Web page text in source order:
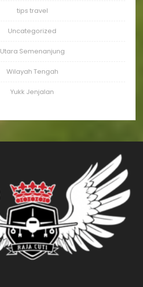
tips travel
Uncategorized
Utara Semenanjung
Wilayah Tengah
Yukk Jenjalan